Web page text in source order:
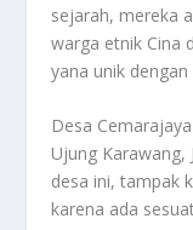
sejarah, mereka
warga etnik Cina
yana unik
Desa
Ujung Karawang,
desa ini, tampak
karena ada